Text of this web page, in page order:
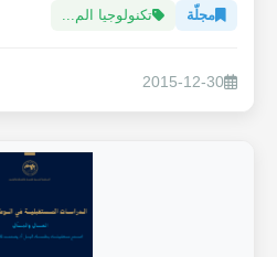
مجلّة تكنولوجيا الم...
2015-12-30